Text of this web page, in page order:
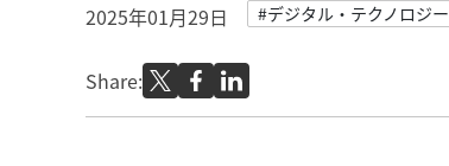
2025年01月29日 #デジタル・テクノロジー
Share: